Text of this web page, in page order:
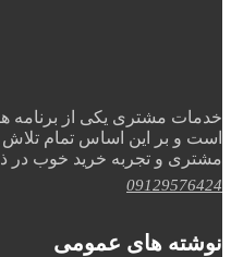
خدمات مشتری یکی از برنامه
است و بر این اساس تمام تلاش
مشتری و تجربه خرید خوب در
09129576424
نوشته های عمومی